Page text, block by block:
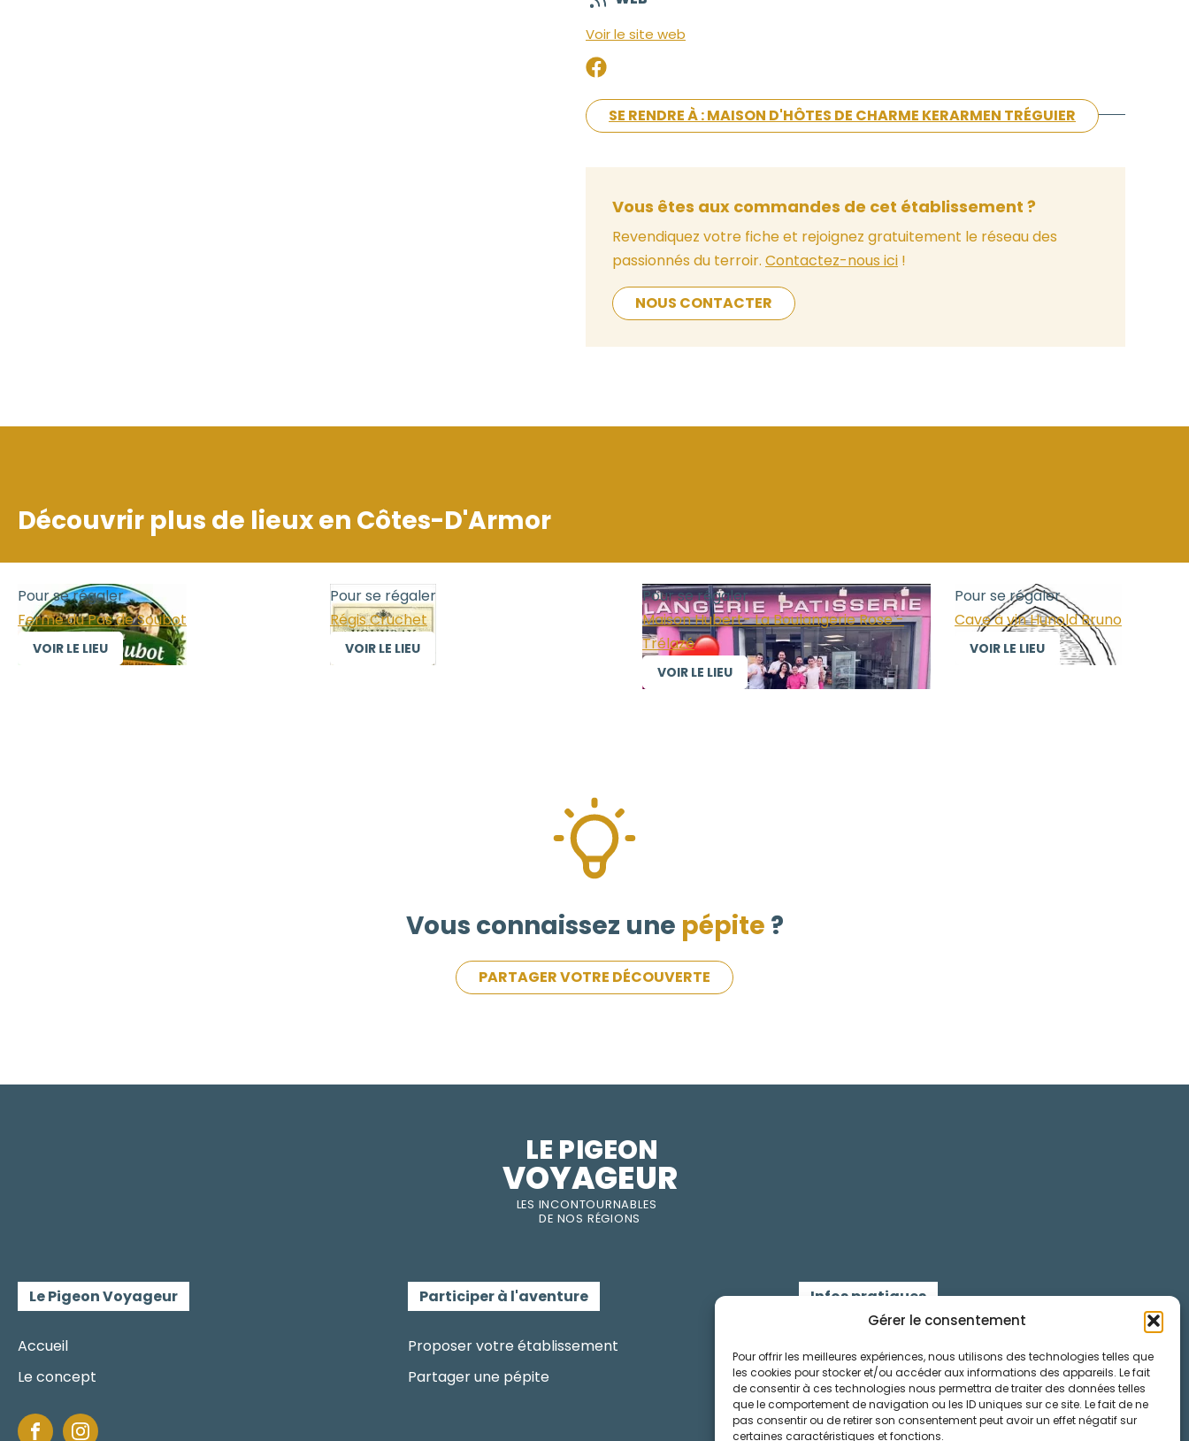
Gérer le consentement
Pour offrir les meilleures expériences, nous utilisons des technologies telles que
les cookies pour stocker et/ou accéder aux informations des appareils. Le fait
de consentir à ces technologies nous permettra de traiter des données telles
que le comportement de navigation ou les ID uniques sur ce site. Le fait de ne
pas consentir ou de retirer son consentement peut avoir un effet négatif sur
certaines caractéristiques et fonctions.
Voir le site web
SE RENDRE À : MAISON D'HÔTES DE CHARME KERARMEN TRÉGUIER
Vous êtes aux commandes de cet établissement ?
Revendiquez votre fiche et rejoignez gratuitement le réseau des
passionnés du terroir. Contactez-nous ici !
NOUS CONTACTER
Découvrir plus de lieux en Côtes-D'Armor
Pour se régaler
Ferme du Pas de Soubot
VOIR LE LIEU
Pour se régaler
Régis Cruchet
VOIR LE LIEU
Pour se régaler
Maison Hubert- La Boulangerie Rose -
Trélazé
VOIR LE LIEU
Pour se régaler
Cave à vin Hunold Bruno
VOIR LE LIEU
Vous connaissez une pépite ?
PARTAGER VOTRE DÉCOUVERTE
LES INCONTOURNABLES
DE NOS RÉGIONS
LE PIGEON
VOYAGEUR
Le Pigeon Voyageur
Accueil
Le concept
Participer à l'aventure
Proposer votre établissement
Partager une pépite
Infos pratiques
Mentions légales
Cookies